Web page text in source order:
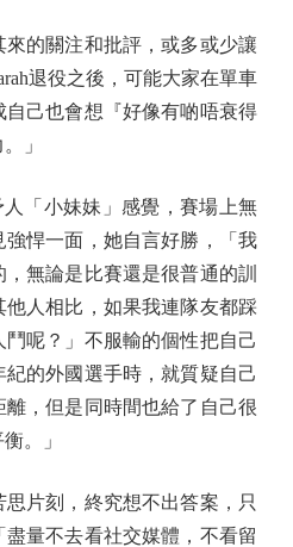
的關注和批評，或多或少讓
退役之後，可能大家在單車
自己也會想『好像有啲唔衰得
」
「小妹妹」感覺，賽場上無
強悍一面，她自言好勝，「我
無論是比賽還是很普通的訓
人相比，如果我連隊友都踩
呢？」不服輸的個性把自己
的外國選手時，就質疑自己
，但是同時間也給了自己很
。」
片刻，終究想不出答案，只
量不去看社交媒體，不看留